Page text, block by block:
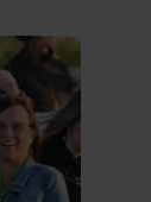
die Inhalte jetzt